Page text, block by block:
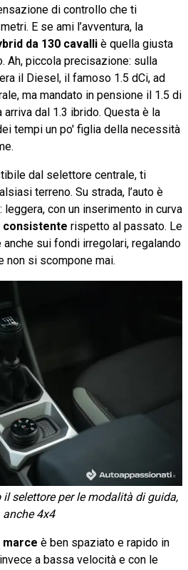
di controllo che ti
E se ami l’avventura, la
da 130 cavalli è quella giusta
Ah, piccola precisazione: sulla
il Diesel, il famoso 1.5 dCi, ad
ma mandato in pensione il 1.5 di
dal 1.3 ibrido. Questa è la
tempi un po' figlia della necessità
dal selettore centrale, ti
terreno. Su strada, l’auto è
con un inserimento in curva
consistente rispetto al passato. Le
sui fondi irregolari, regalando
non si scompone mai.
selettore per le modalità di guida,
anche 4x4
marce è ben spaziato e rapido in
a bassa velocità e con le